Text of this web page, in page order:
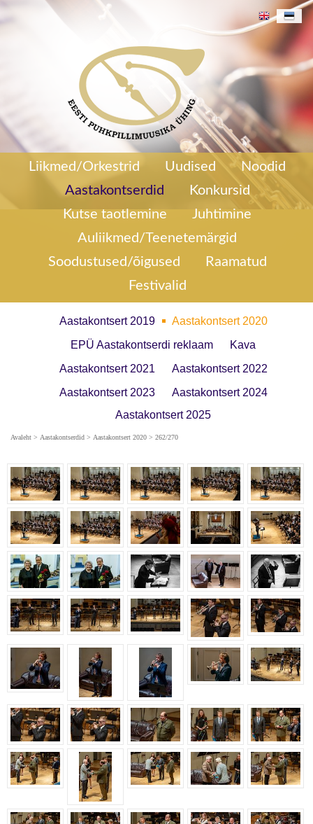
Aastakontsert 2020
262/270Aastakontsert 2020
Liikmed/Orkestrid Uudised
Noodid
Aastakontserdid
Konkursid
Kutse taotlemine
Juhtimine
Auliikmed/Teenetemärgid
Soodustused/õigused
Raamatud
Festivalid
Aastakontsert 2019
Aastakontsert 2020
EPÜ Aastakontserdi reklaam
Kava
Aastakontsert 2021
Aastakontsert 2022
Aastakontsert 2023
Aastakontsert 2024
Aastakontsert 2025
Avaleht > Aastakontserdid > Aastakontsert 2020 > 262/270